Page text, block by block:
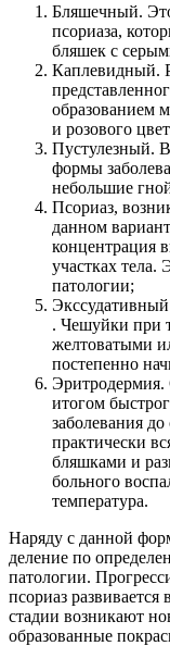
Бляшечный.
псориаза,
бляшек с
Каплевидный.
образованием
и розового
Пустулезный.
формы
небольшие
Псориаз,
данном
концентрация
участках
патологии;
Экссудативный
. Чешуйки при
желтоватыми
постепенно
Эритродермия.
итогом
заболевания
практически
бляшками и
больного
температура.
Наряду с данной
деление по
патологии.
псориаз
стадии возникают
образованные